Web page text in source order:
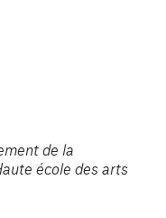
de la
école des arts